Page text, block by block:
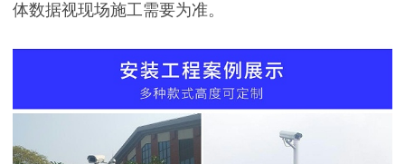
体数据视现场施工需要为准。